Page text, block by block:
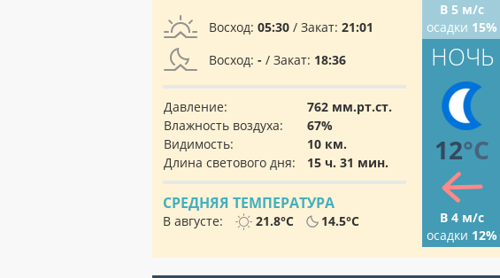
Восход: 05:30 / Закат: 21:01
Восход: - / Закат: 18:36
Давление:
762 мм.рт.ст.
Влажность воздуха:
67%
Видимость:
10 км.
Длина светового дня:
15 ч. 31 мин.
СРЕДНЯЯ ТЕМПЕРАТУРА
В августе: 21.8°C 14.5°C
В 5 м/с
осадки 15%
НОЧЬ
12°C
В 4 м/с
осадки 12%